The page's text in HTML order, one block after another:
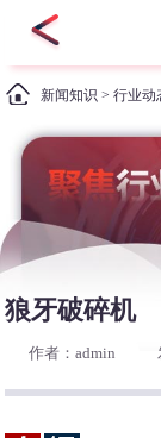
新闻知识 >行业动
狼牙破碎机
作者：admin